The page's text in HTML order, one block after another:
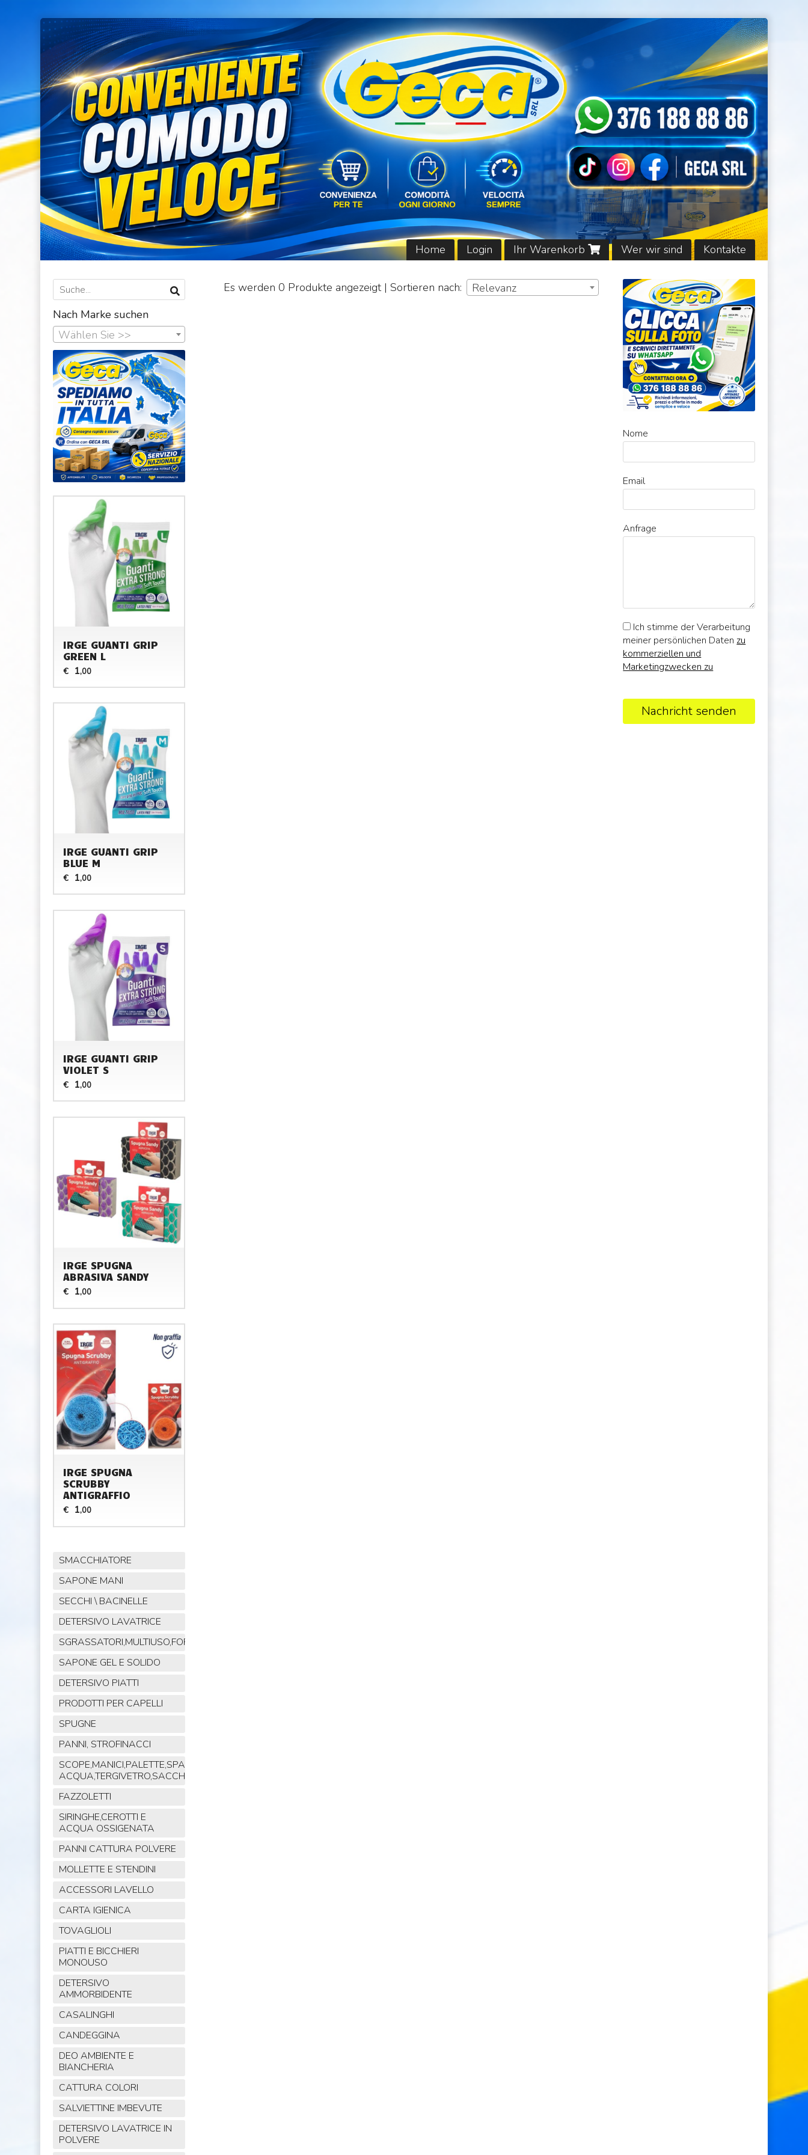
Home Login Ihr Warenkorb Wer wir sind Kontakte
Es werden 0 Produkte angezeigt | Sortieren nach:
Relevanz
Nach Marke suchen
Wählen Sie >>
IRGE GUANTI GRIP
GREEN L
€ 1,00
IRGE GUANTI GRIP
BLUE M
€ 1,00
IRGE GUANTI GRIP
VIOLET S
€ 1,00
IRGE SPUGNA
ABRASIVA SANDY
€ 1,00
IRGE SPUGNA
SCRUBBY
ANTIGRAFFIO
€ 1,00
SMACCHIATORE
SAPONE MANI
SECCHI \ BACINELLE
DETERSIVO LAVATRICE
SGRASSATORI,MULTIUSO,FORNO,POLVERE,VETRI,AMMONIACA
SAPONE GEL E SOLIDO
DETERSIVO PIATTI
PRODOTTI PER CAPELLI
SPUGNE
PANNI, STROFINACCI
SCOPE,MANICI,PALETTE,SPAZZOLE,TIRA
ACQUA,TERGIVETRO,SACCHI,MOP
FAZZOLETTI
SIRINGHE,CEROTTI E
ACQUA OSSIGENATA
PANNI CATTURA POLVERE
MOLLETTE E STENDINI
ACCESSORI LAVELLO
CARTA IGIENICA
TOVAGLIOLI
PIATTI E BICCHIERI
MONOUSO
DETERSIVO
AMMORBIDENTE
CASALINGHI
CANDEGGINA
DEO AMBIENTE E
BIANCHERIA
CATTURA COLORI
SALVIETTINE IMBEVUTE
DETERSIVO LAVATRICE IN
POLVERE
Nome
Email
Anfrage
Ich stimme der Verarbeitung
meiner persönlichen Daten zu
kommerziellen und
Marketingzwecken zu
Nachricht senden